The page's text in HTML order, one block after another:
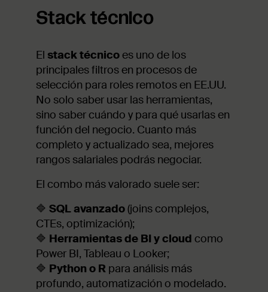
Stack técnico
El stack técnicoes uno de los
principales filtros en procesos de
selección para roles remotos en EE.UU.
No solo saber usar las herramientas,
sino saber cuándo y para qué usarlas en
función del negocio. Cuanto más
completo y actualizado sea, mejores
rangos salariales podrás negociar.
El combo más valorado suele ser:
🔷 SQL avanzado(joins complejos,
CTEs, optimización);
🔷 Herramientas de BI y cloud como
Power BI, Tableau o Looker;
🔷 Python o R para análisis más
profundo, automatización o modelado.